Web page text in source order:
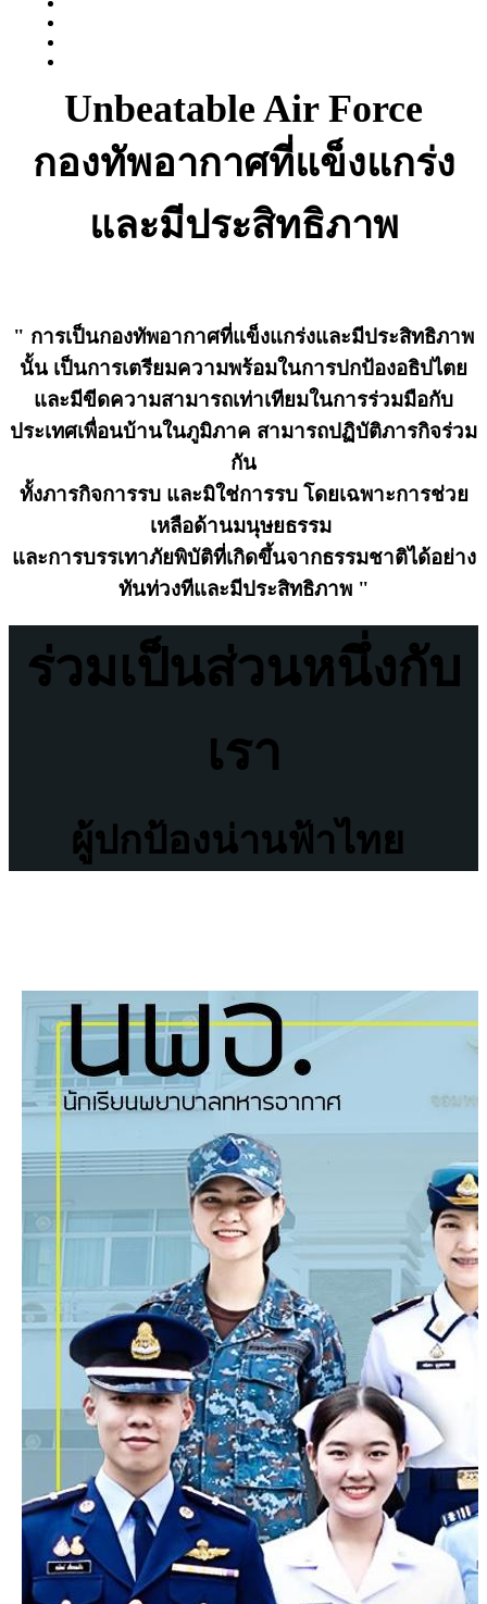
Unbeatable Air Force
กองทัพอากาศที่แข็งแกร่ง
และมีประสิทธิภาพ
" การเป็นกองทัพอากาศที่แข็งแกร่งและมีประสิทธิภาพ
นั้น เป็นการเตรียมความพร้อมในการปกป้องอธิปไตย
และมีขีดความสามารถเท่าเทียมในการร่วมมือกับ
ประเทศเพื่อนบ้านในภูมิภาค สามารถปฏิบัติภารกิจร่วม
กัน
ทั้งภารกิจการรบ และมิใช่การรบ โดยเฉพาะการช่วย
เหลือด้านมนุษยธรรม
และการบรรเทาภัยพิบัติที่เกิดขึ้นจากธรรมชาติได้อย่าง
ทันท่วงทีและมีประสิทธิภาพ "
ร่วมเป็นส่วนหนึ่งกับ
เรา
ผู้ปกป้องน่านฟ้าไทย